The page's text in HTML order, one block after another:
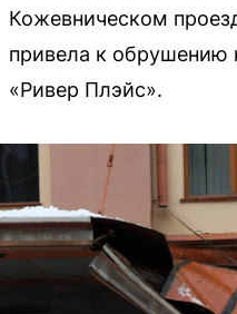
Кожевническом
привела к обрушению
«Ривер Плэйс».